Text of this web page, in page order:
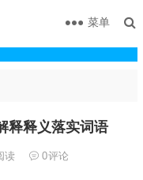
菜单
释释义落实词语
读 0评论